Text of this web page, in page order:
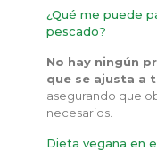
¿Qué me puede
pescado?
No hay ningún
que se ajusta a
asegurando que
necesarios.
Dieta vegana en